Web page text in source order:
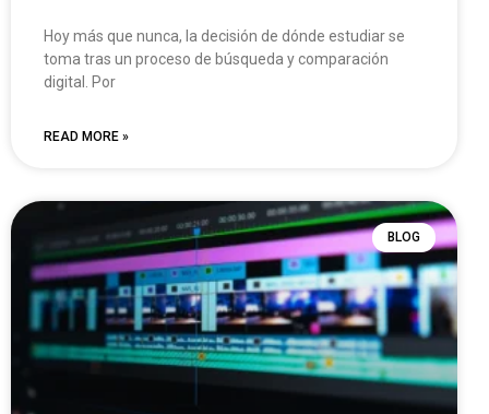
Hoy más que nunca, la decisión de dónde estudiar se
toma tras un proceso de búsqueda y comparación
digital. Por
READ MORE »
BLOG